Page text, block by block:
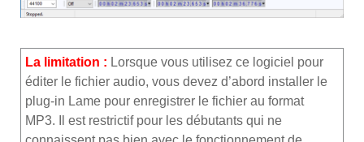
La limitation : Lorsque vous utilisez ce logiciel pour
éditer le fichier audio, vous devez d’abord installer le
plug-in Lame pour enregistrer le fichier au format
MP3. Il est restrictif pour les débutants qui ne